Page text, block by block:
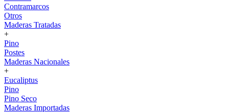
Contramarcos
Otros
Maderas Tratadas
+
Pino
Postes
Maderas Nacionales
+
Eucaliptus
Pino
Pino Seco
Maderas Importadas